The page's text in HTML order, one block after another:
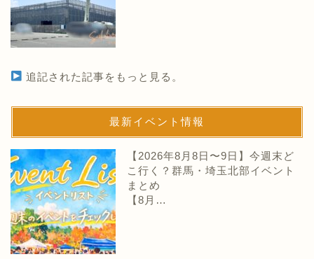
追記された記事をもっと見る。
最新イベント情報
【2026年8月8日〜9日】今週末ど
こ行く？群馬・埼玉北部イベント
まとめ
【8月…